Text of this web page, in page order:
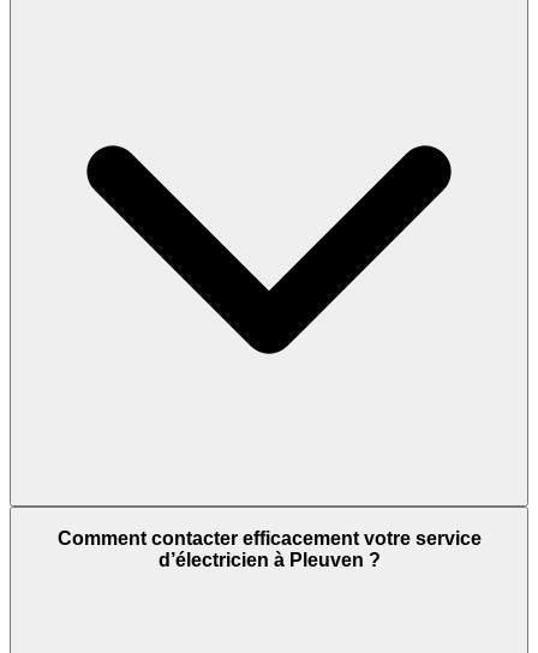
Comment contacter efficacement votre service
d’électricien à Pleuven ?